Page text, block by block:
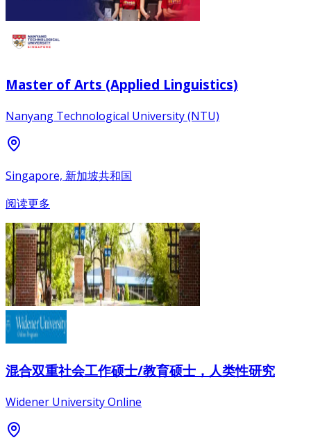
Master of Arts (Applied Linguistics)
Nanyang Technological University (NTU)
Singapore, 新加坡共和国
阅读更多
混合双重社会工作硕士/教育硕士，人类性研究
Widener University Online